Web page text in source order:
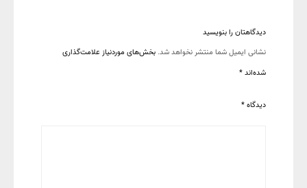
دیدگاهتان را بنویسید
نشانی ایمیل شما منتشر نخواهد شد. بخش‌های موردنیاز علامت‌گذاری
شده‌اند*
دیدگاه*